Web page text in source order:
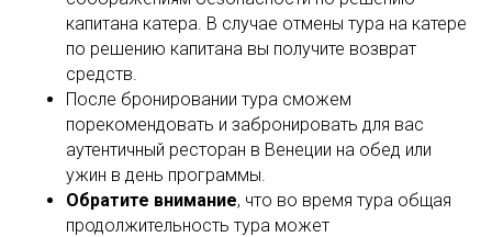
капитана катера. В случае отмены тура на катере
по решению капитана вы получите возврат
средств.
После бронировании тура сможем
порекомендовать и забронировать для вас
аутентичный ресторан в Венеции на обед или
ужин в день программы.
Обратите внимание, что во время тура общая
продолжительность тура может